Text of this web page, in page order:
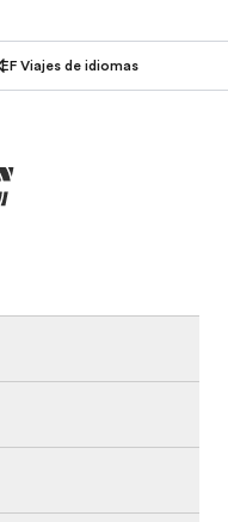
EF Viajes de idiomas